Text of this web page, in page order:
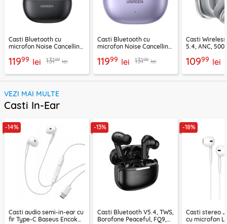
Casti Bluetooth cu
microfon Noise Cancelling
11999 lei 13199 lei
Casti Bluetooth cu
microfon Noise Cancelling
11999 lei 13199 lei
Casti
5.4, ANC,
10999 lei
VEZI MAI MULTE
Casti In-Ear
-14%
Casti audio semi-in-ear cu
fir Type-C Baseus Encok
-13%
Casti Bluetooth V5.4, TWS,
Borofone Peaceful, FQ9,
-18%
Casti stereo
cu microfon